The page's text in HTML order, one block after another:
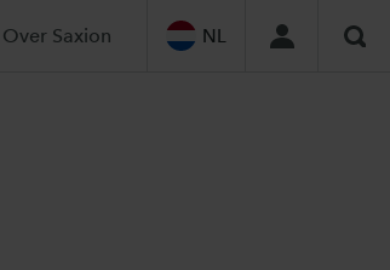
Over Saxion NL